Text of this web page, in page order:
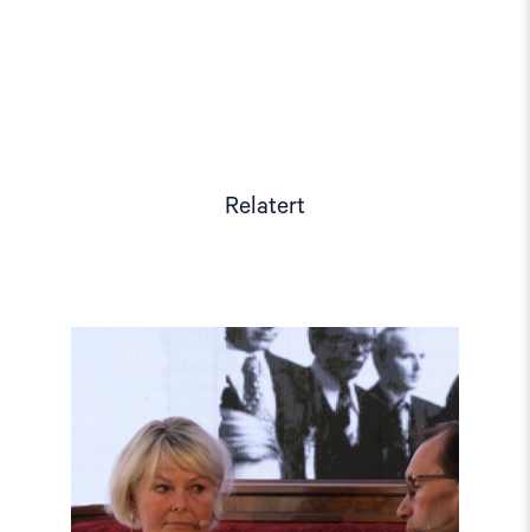
Relatert
Read
article
"Møt
Helsingforskomiteen
på
Arendalsuka
2026"